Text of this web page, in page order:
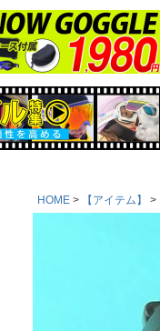
HOME 【アイテム】